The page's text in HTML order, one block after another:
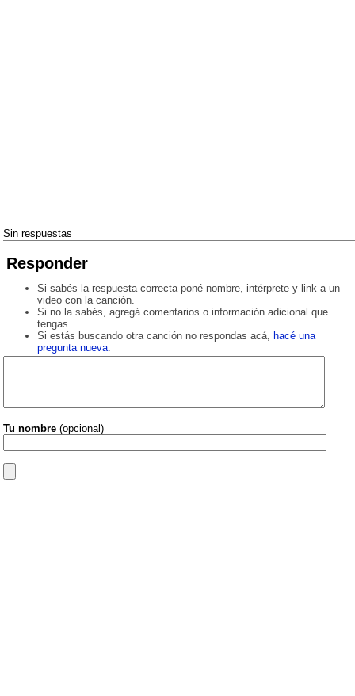
Sin respuestas
Responder
Si sabés la respuesta correcta poné nombre, intérprete y link a un
video con la canción.
Si no la sabés, agregá comentarios o información adicional que
tengas.
Si estás buscando otra canción no respondas acá, hacé una
pregunta nueva.
Tu nombre (opcional)